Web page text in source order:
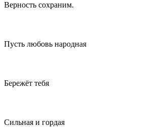
Верность сохраним.
Пусть любовь народная
Бережёт тебя
Сильная и гордая